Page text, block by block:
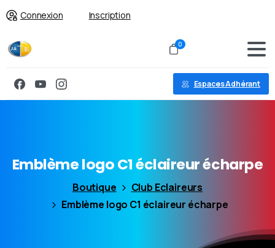
Connexion Inscription
0
Espaces Adhérant
EmblèmelogoC1éclaireurécharpe
Boutique
Club Eclaireurs
Emblème logo C1 éclaireur écharpe